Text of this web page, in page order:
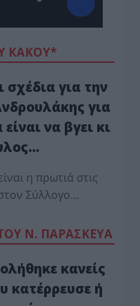
ΚΑΚΟΎ*
για την
για
να βγει κι
η πρωτιά στις
Σύλλογο…
Ν. ΠΑΡΑΣΚΕΥΑ
κανείς
κατέρρευσε ή